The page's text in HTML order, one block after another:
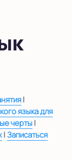
|
языка для
черты|
|Записаться